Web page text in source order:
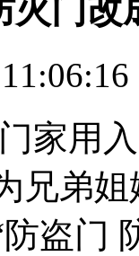
火门改
家用
兄弟
盗门